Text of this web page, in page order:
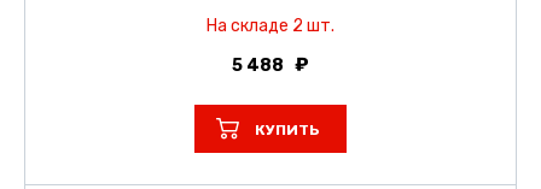
На складе 2 шт.
5 488
КУПИТЬ